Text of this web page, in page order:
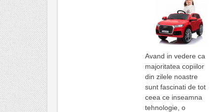
Avand in vedere ca
majoritatea copiilor
din zilele noastre
sunt fascinati de tot
ceea ce inseamna
tehnologie, o